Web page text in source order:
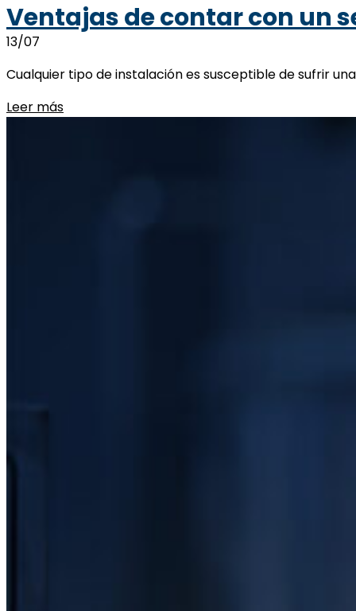
Ventajas de contar con un
13/07
Cualquier tipo de instalación es susceptible de sufrir
Leer más